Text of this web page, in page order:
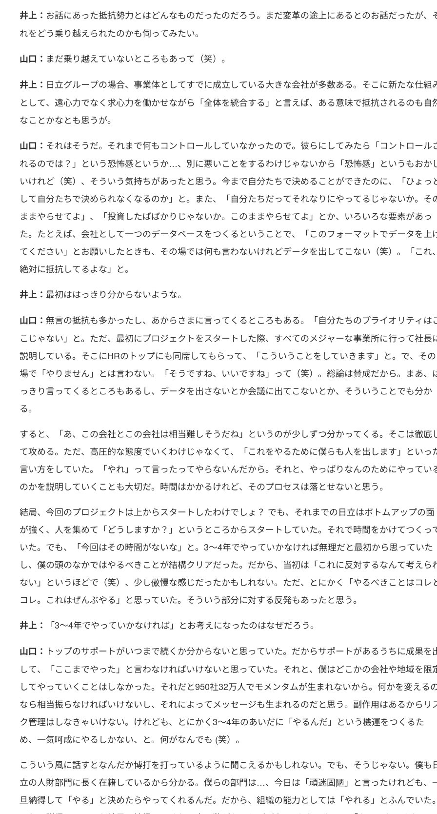
井上： お話にあった抵抗勢力とはどんなものだったのだろう。まだ変革の途上にあるとのお話だったが、
れをどう乗り越えられたのかも伺ってみたい。
山口： まだ乗り越えていないところもあって（笑）。
井上： 日立グループの場合、事業体としてすでに成立している大きな会社が多数ある。そこに新たな仕組
として、遠心力でなく求心力を働かせながら「全体を統合する」と言えば、ある意味で抵抗されるのも自
なことかなとも思うが。
山口： それはそうだ。それまで何もコントロールしていなかったので。彼らにしてみたら「コントロール
れるのでは？」という恐怖感というか…、別に悪いことをするわけじゃないから「恐怖感」というもおか
いけれど（笑）、そういう気持ちがあったと思う。今まで自分たちで決めることができたのに、「ひょっ
して自分たちで決められなくなるのか」と。また、「自分たちだってそれなりにやってるじゃないか。そ
ままやらせてよ」、「投資したばばかりじゃないか。このままやらせてよ」とか、いろいろな要素があっ
た。たとえば、会社として一つのデータベースをつくるということで、「このフォーマットでデータを上
てください」とお願いしたときも、その場では何も言わないけれどデータを出してこない（笑）。「これ、
絶対に抵抗してるよな」と。
井上： 最初ははっきり分からないような。
山口： 無言の抵抗も多かったし、あからさまに言ってくるところもある。「自分たちのプライオリティは
こじゃない」と。ただ、最初にプロジェクトをスタートした際、すべてのメジャーな事業所に行って社長
説明している。そこにHRのトップにも同席してもらって、「こういうことをしていきます」と。で、その
場で「やりません」とは言わない。「そうですね、いいですね」って（笑）。総論は賛成だから。まあ、
っきり言ってくるところもあるし、データを出さないとか会議に出てこないとか、そういうことでも分か
る。
すると、「あ、この会社とこの会社は相当難しそうだね」というのが少しずつ分かってくる。そこは徹底
て攻める。ただ、高圧的な態度でいくわけじゃなくて、「これをやるために僕らも人を出します」といっ
言い方をしていた。「やれ」って言ったってやらないんだから。それと、やっぱりなんのためにやってい
のかを説明していくことも大切だ。時間はかかるけれど、そのプロセスは落とせないと思う。
結局、今回のプロジェクトは上からスタートしたわけでしょ？ でも、それまでの日立はボトムアップの面
が強く、人を集めて「どうしますか？」というところからスタートしていた。それで時間をかけてつくっ
いた。でも、「今回はその時間がないな」と。3～4年でやっていかなければ無理だと最初から思っていた
し、僕の頭のなかではやるべきことが結構クリアだった。だから、当初は「これに反対するなんて考えら
ない」というほどで（笑）、少し傲慢な感じだったかもしれない。ただ、とにかく「やるべきことはコレ
コレ。これはぜんぶやる」と思っていた。そういう部分に対する反発もあったと思う。
井上： 「3～4年でやっていかなければ」とお考えになったのはなぜだろう。
山口： トップのサポートがいつまで続くか分からないと思っていた。だからサポートがあるうちに成果を
して、「ここまでやった」と言わなければいけないと思っていた。それと、僕はどこかの会社や地域を限
してやっていくことはしなかった。それだと950社32万人でモメンタムが生まれないから。何かを変える
なら相当振らなければいけないし、それによってメッセージも生まれるのだと思う。副作用はあるからリ
ク管理はしなきゃいけない。けれども、とにかく3～4年のあいだに「やるんだ」という機運をつくるた
め、一気呵成にやるしかない、と。何がなんでも (笑）。
こういう風に話すとなんだか博打を打っているように聞こえるかもしれない。でも、そうじゃない。僕も
立の人財部門に長く在籍しているから分かる。僕らの部門は…、今日は「頑迷固陋」と言ったけれども、
旦納得して「やる」と決めたらやってくれるんだ。だから、組織の能力としては「やれる」とふんでいた。